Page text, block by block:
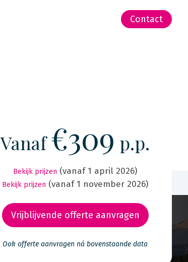
Contact
Vanaf€309 p.p.
Bekijk prijzen (vanaf 1 april 2026)
Bekijk prijzen (vanaf 1 november 2026)
Vrijblijvende offerte aanvragen
Ook offerte aanvragen ná bovenstaande data